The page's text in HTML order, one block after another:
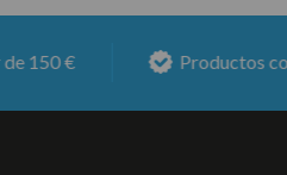
€ Productos con6